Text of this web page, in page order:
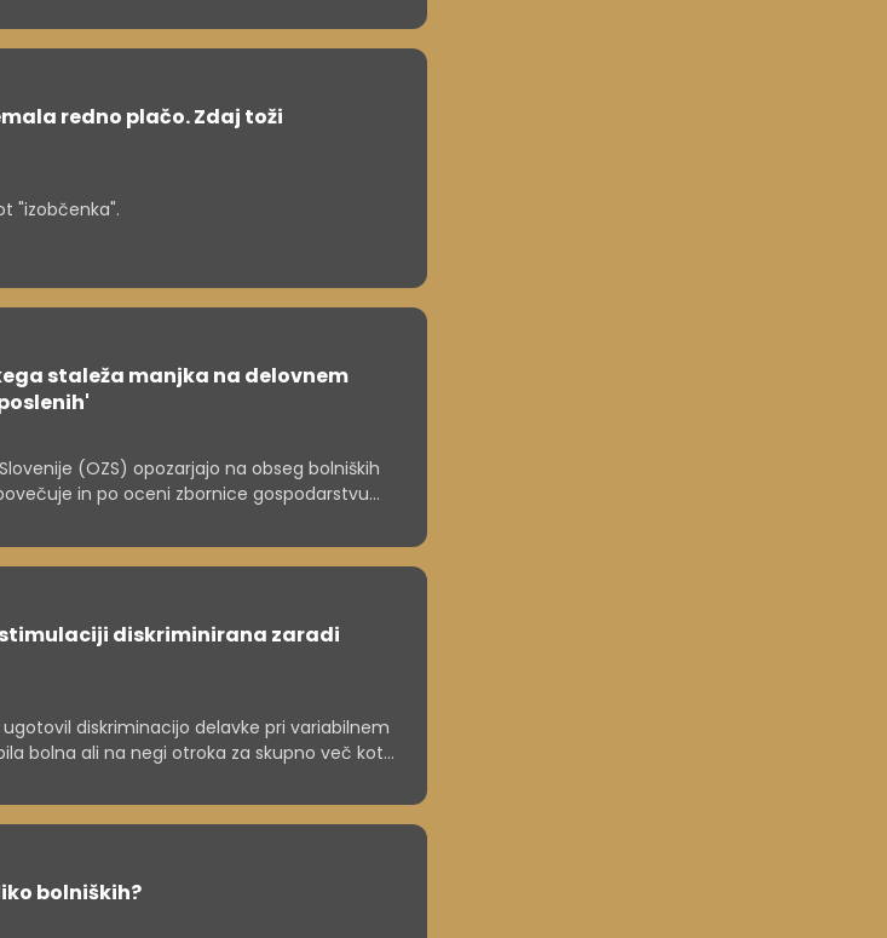
redno plačo. Zdaj toži
"izobčenka".
staleža manjka na delovnem
(OZS) opozarjajo na obseg bolniških
in po oceni zbornice gospodarstvu
zaradi tega izgubi nekaj nad 18 milijonov
diskriminirana zaradi
diskriminacijo delavke pri variabilnem
bolna ali na negi otroka za skupno več kot
stanja oziroma starševstva," so
bolniških?